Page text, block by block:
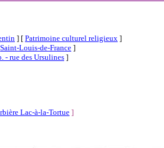
] [ Patrimoine culturel religieux ]
Saint-Louis-de-France ]
- rue des Ursulines ]
Lac-à-la-Tortue ]